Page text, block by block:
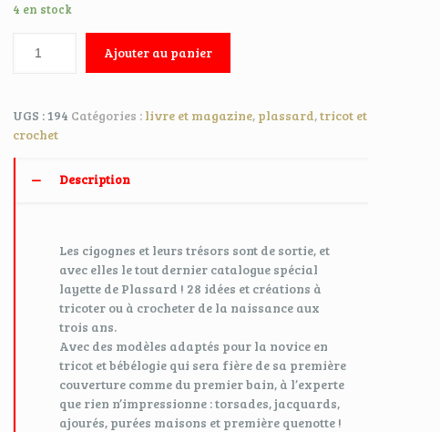
4 en stock
Ajouter au panier
UGS :194 Catégories : livre et magazine, plassard,tricot et
crochet
Description
Les cigognes et leurs trésors sont de sortie, et
avec elles le tout dernier catalogue spécial
layette de Plassard ! 28 idées et créations à
tricoter ou à crocheter de la naissance aux
trois ans.
Avec des modèles adaptés pour la novice en
tricot et bébélogie qui sera fière de sa première
couverture comme du premier bain, à l’experte
que rien n’impressionne : torsades, jacquards,
ajourés, purées maisons et première quenotte !